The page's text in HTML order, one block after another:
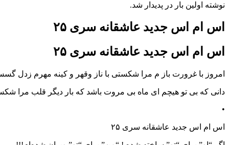
نوشته اولین بار در پدیدار شد.
اس ام اس جدید عاشقانه سری ۲۵
اس ام اس جدید عاشقانه سری ۲۵
امروز با غرورت باز م مرا شکستی با ناز وقهر و کینه مهرم زدل
دانی که بی تو هیچم ای ماه بی مروت باشد که بار دیگر قلب مرا
•
اس ام اس جدید عاشقانه سری ۲۵